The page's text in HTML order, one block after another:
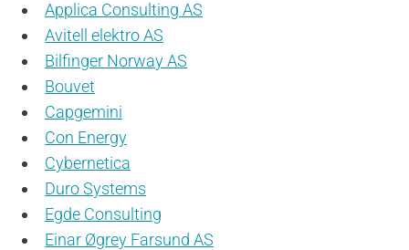
Applica Consulting AS
Avitell elektro AS
Bilfinger Norway AS
Bouvet
Capgemini
Con Energy
Cybernetica
Duro Systems
Egde Consulting
Einar Øgrey Farsund AS